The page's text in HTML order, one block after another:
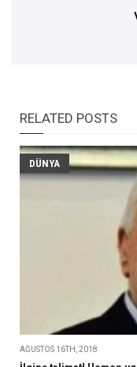
RELATED POSTS
DÜNYA
AĞUSTOS 16TH, 2018